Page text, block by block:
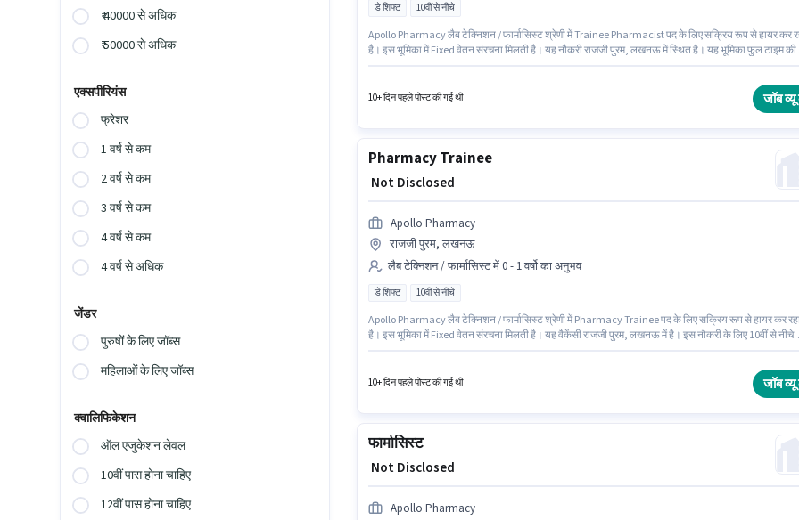
₹ 40000 से अधिक
₹ 50000 से अधिक
एक्सपीरियंस
फ्रेशर
1 वर्ष से कम
2 वर्ष से कम
3 वर्ष से कम
4 वर्ष से कम
4 वर्ष से अधिक
जेंडर
पुरुषों के लिए जॉब्स
महिलाओं के लिए जॉब्स
क्वालिफिकेशन
ऑल एजुकेशन लेवल
10वीं पास होना चाहिए
12वीं पास होना चाहिए
डे शिफ्ट 10वीं से नीचे
Apollo Pharmacy लैब टेक्निशन / फार्मासिस्ट श्रेणी में Trainee Pharmacist पद के लिए सक्रिय रूप से हायर कर
है। इस भूमिका में Fixed वेतन संरचना मिलती है। यह नौकरी राजजी पुरम, लखनऊ में स्थित है। यह भूमिका फुल टाइम की
10+ दिन पहले पोस्ट की गई थी जॉब
Pharmacy Trainee
₹ Not Disclosed
Apollo Pharmacy
राजजी पुरम, लखनऊ
लैब टेक्निशन / फार्मासिस्ट में 0 - 1 वर्षो का अनुभव
डे शिफ्ट 10वीं से नीचे
Apollo Pharmacy लैब टेक्निशन / फार्मासिस्ट श्रेणी में Pharmacy Trainee पद के लिए सक्रिय रूप से हायर कर
है। इस भूमिका में Fixed वेतन संरचना मिलती है। यह वैकेंसी राजजी पुरम, लखनऊ में है। इस नौकरी के लिए 10वीं से नीचे
10+ दिन पहले पोस्ट की गई थी जॉब
फार्मासिस्ट
₹ Not Disclosed
Apollo Pharmacy